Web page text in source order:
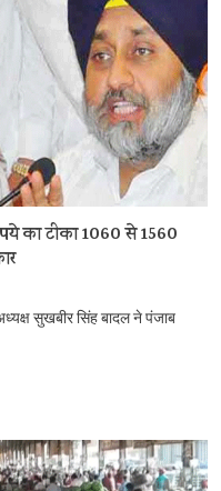
का टीका 1060 से 1560
सुखबीर सिंह बादल ने पंजाब